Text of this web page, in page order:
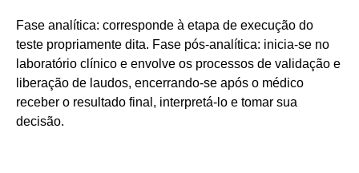
Fase analítica: corresponde à etapa de execução do
teste propriamente dita. Fase pós-analítica: inicia-se no
laboratório clínico e envolve os processos de validação e
liberação de laudos, encerrando-se após o médico
receber o resultado final, interpretá-lo e tomar sua
decisão.